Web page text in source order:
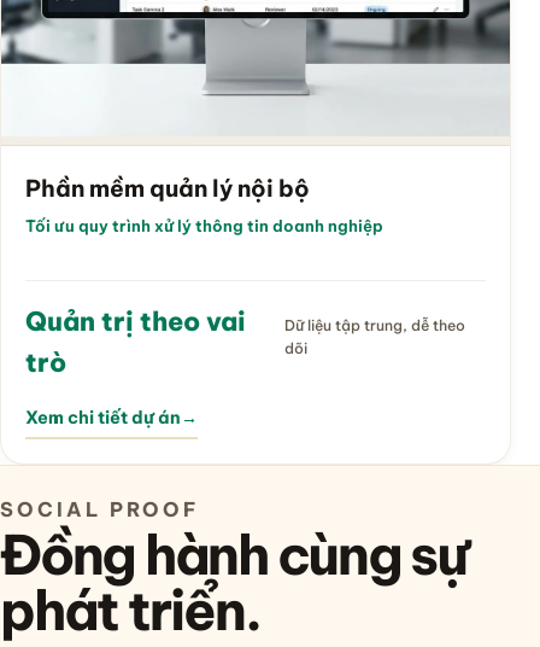
Phần mềm quản lý nội bộ
Tối ưu quy trình xử lý thông tin doanh nghiệp
Quản trị theo vai
trò
Dữ liệu tập trung, dễ theo
dõi
Xem chi tiết dự án→
SOCIAL PROOF
Đồng hành cùng sự
phát triển.